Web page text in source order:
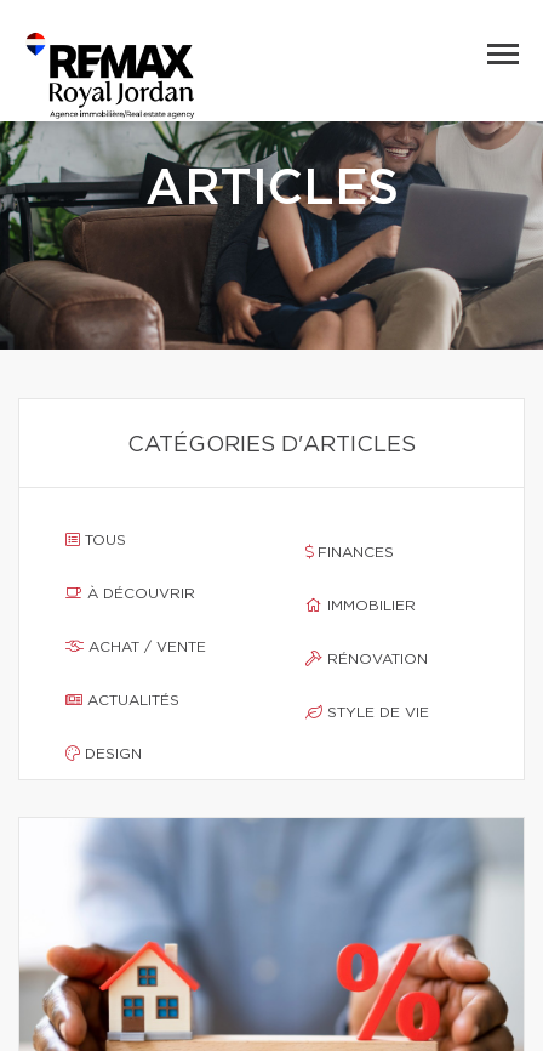
ARTICLES
CATÉGORIES D'ARTICLES
TOUS
À DÉCOUVRIR
ACHAT / VENTE
ACTUALITÉS
DESIGN
FINANCES
IMMOBILIER
RÉNOVATION
STYLE DE VIE